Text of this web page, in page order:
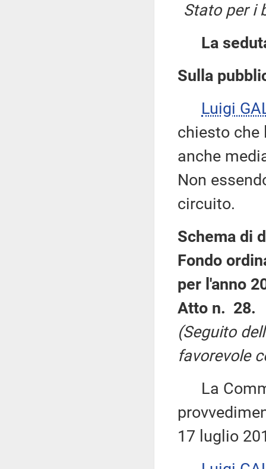
Stato per i
La
Sulla
Luigi
chiesto che
anche
Non
circuito.
Schema di
Fondo
per l'anno
Atto n. 28.
(Seguito
favorevole
La
17 luglio